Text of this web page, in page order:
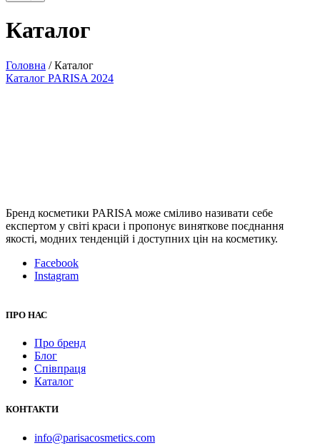
Каталог
Головна / Каталог
Каталог PARISA 2024
Бренд косметики PARISA може сміливо називати себе
експертом у світі краси і пропонує виняткове поєднання
якості, модних тенденцій і доступних цін на косметику.
Facebook
Instagram
ПРО НАС
Про бренд
Блог
Співпраця
Каталог
КОНТАКТИ
info@parisacosmetics.com